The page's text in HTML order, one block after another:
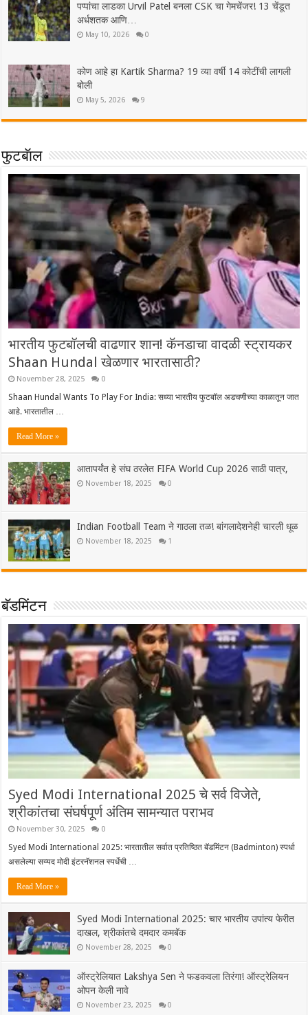
पप्पांचा लाडका Urvil Patel बनला CSK चा गेमचेंजर! 13 चेंडूत
अर्धशतक आणि…
May 10, 2026 0
कोण आहे हा Kartik Sharma? 19 व्या वर्षी 14 कोटींची लागली
बोली
May 5, 2026 9
फुटबॅाल
भारतीय फुटबॉलची वाढणार शान! कॅनडाचा वादळी स्ट्रायकर
Shaan Hundal खेळणार भारतासाठी?
November 28, 2025 0
Shaan Hundal Wants To Play For India: सध्या भारतीय फुटबॉल अडचणीच्या काळातून जात
आहे. भारतातील …
Read More »
आतापर्यंत हे संघ ठरलेत FIFA World Cup 2026 साठी पात्र,
November 18, 2025 0
Indian Football Team ने गाठला तळ! बांगलादेशनेही चारली धूळ
November 18, 2025 1
बॅडमिंटन
Syed Modi International 2025 चे सर्व विजेते,
श्रीकांतचा संघर्षपूर्ण अंतिम सामन्यात पराभव
November 30, 2025 0
Syed Modi International 2025: भारतातील सर्वात प्रतिष्ठित बॅडमिंटन (Badminton) स्पर्धा
असलेल्या सय्यद मोदी इंटरनॅशनल स्पर्धेची …
Read More »
Syed Modi International 2025: चार भारतीय उपांत्य फेरीत
दाखल, श्रीकांतचे दमदार कमबॅक
November 28, 2025 0
ऑस्ट्रेलियात Lakshya Sen ने फडकवला तिरंगा! ऑस्ट्रेलियन
ओपन केली नावे
November 23, 2025 0